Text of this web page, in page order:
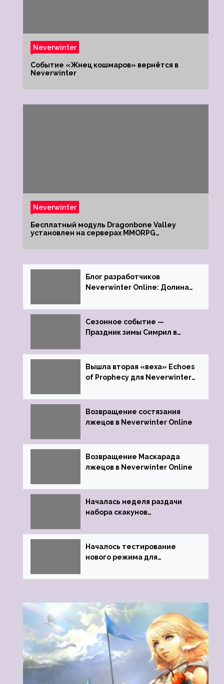
Neverwinter
Событие «Жнец кошмаров» вернётся в
Neverwinter
Neverwinter
Бесплатный модуль Dragonbone Valley
установлен на серверах MMORPG
Блог разработчиков
Neverwinter Online: Долина
Сезонное событие —
Праздник зимы Симрил в
Вышла вторая «веха» Echoes
of Prophecy для Neverwinter
Возвращение состязания
лжецов в Neverwinter Online
Возвращение Маскарада
лжецов в Neverwinter Online
Началась неделя раздачи
набора скакунов
Началось тестирование
нового режима для
online